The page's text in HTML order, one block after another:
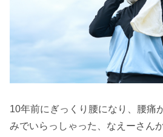
10年前にぎっくり腰になり、腰痛
みでいらっしゃった、なえーさん